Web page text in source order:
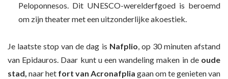
Peloponnesos. Dit UNESCO-werelderfgoed is beroemd
om zijn theater met een uitzonderlijke akoestiek.
Je laatste stop van de dag is Nafplio, op 30 minuten afstand
van Epidauros. Daar kunt u een wandeling maken in de oude
stad, naar het fort van Acronafplia gaan om te genieten van